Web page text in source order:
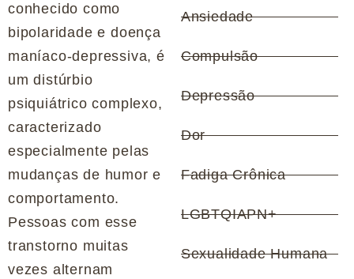
conhecido como
bipolaridade e doença
maníaco-depressiva, é
um distúrbio
psiquiátrico complexo,
caracterizado
especialmente pelas
mudanças de humor e
comportamento.
Pessoas com esse
transtorno muitas
vezes alternam
Ansiedade
Compulsão
Depressão
Dor
Fadiga Crônica
LGBTQIAPN+
Sexualidade Humana